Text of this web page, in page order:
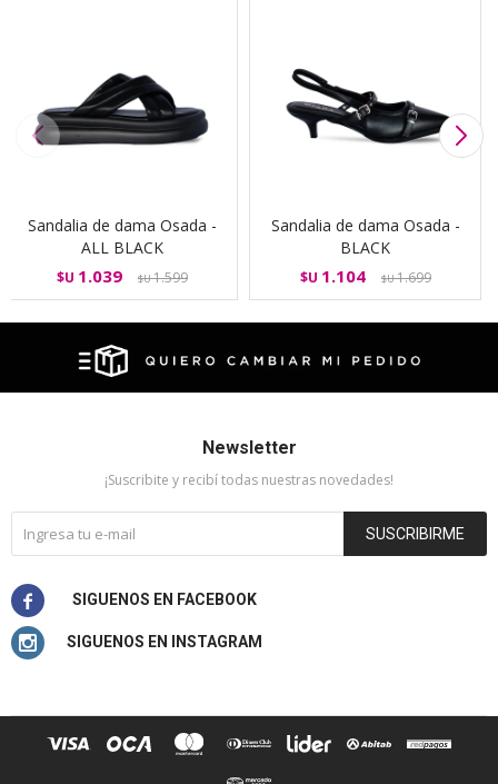
Sandalia de dama Osada -
ALL BLACK
$U 1.039 $U1.599
Sandalia de dama Osada -
BLACK
$U 1.104 $U1.699
Newsletter
¡Suscribite y recibí todas nuestras novedades!
SUSCRIBIRME

